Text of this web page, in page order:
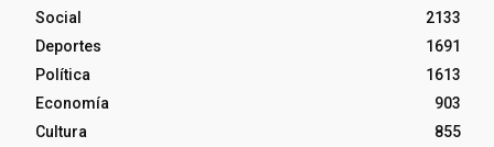
Social
2133
Deportes
1691
Política
1613
Economía
903
Cultura
855